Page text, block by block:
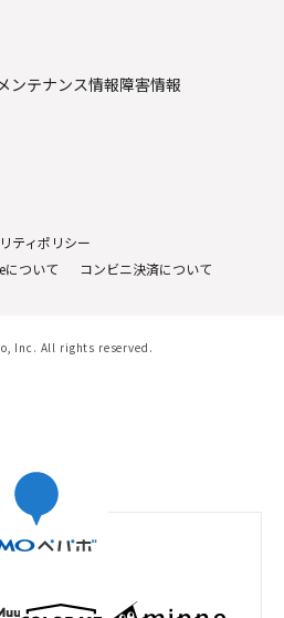
ンテナンス情報障害情報
ティポリシー
ついて コンビニ決済について
Inc. All rights reserved.